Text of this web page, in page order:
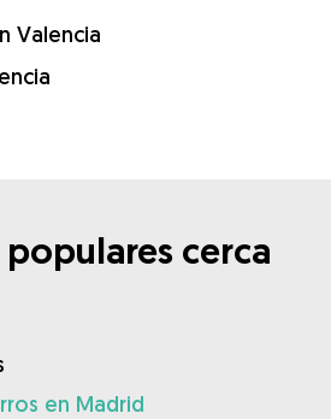
Valencia
populares cerca
en Madrid